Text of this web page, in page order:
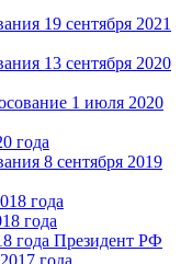
19 сентября 2021
13 сентября 2020
1 июля 2020
года
8 сентября 2019
года
года
года Президент РФ
года